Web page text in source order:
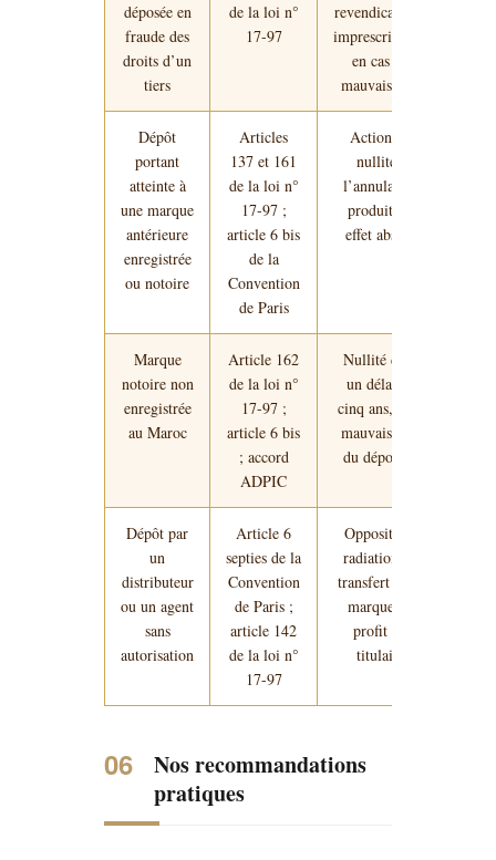
déposée en
fraude des
droits d’un
tiers
de la loi n°
17-97
revendication ;
imprescriptible
en cas de
mauvaise foi
Dépôt
portant
atteinte à
une marque
antérieure
enregistrée
ou notoire
Articles
137 et 161
de la loi n°
17-97 ;
article 6 bis
de la
Convention
de Paris
Action en
nullité ;
l’annulation
produit un
effet absolu
Marque
notoire non
enregistrée
au Maroc
Article 162
de la loi n°
17-97 ;
article 6 bis
; accord
ADPIC
Nullité dans
un délai de
cinq ans, sauf
mauvaise foi
du déposant
Dépôt par
un
distributeur
ou un agent
sans
autorisation
Article 6
septies de la
Convention
de Paris ;
article 142
de la loi n°
17-97
Opposition,
radiation ou
transfert de la
marque au
profit du
titulaire
Nos recommandations
pratiques